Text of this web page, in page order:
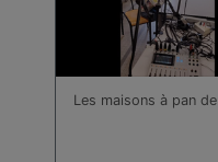
Les maisons à pan